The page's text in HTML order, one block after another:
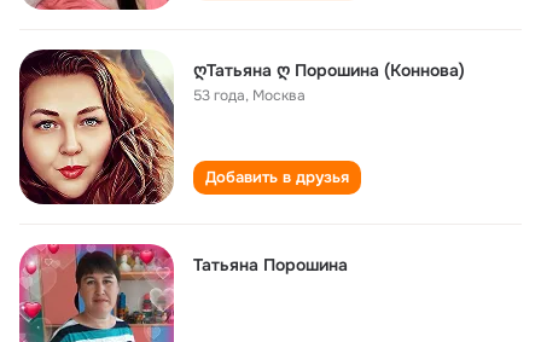
ღТатьяна ღ Порошина (Коннова)
53 года, Москва
Добавить в друзья
Татьяна Порошина